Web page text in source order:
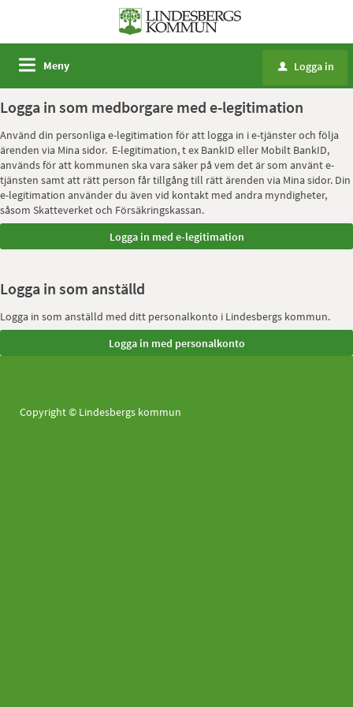
Meny u Logga in
Logga in som medborgare med e-legitimation
Använd din personliga e-legitimation för att logga in i e-tjänster och följa
ärenden via Mina sidor. E-legitimation, t ex BankID eller Mobilt BankID,
används för att kommunen ska vara säker på vem det är som använt e-
tjänsten samt att rätt person får tillgång till rätt ärenden via Mina sidor. Din
e-legitimation använder du även vid kontakt med andra myndigheter,
såsom Skatteverket och Försäkringskassan.
Logga in som anställd
Logga in som anställd med ditt personalkonto i Lindesbergs kommun.
Copyright © Lindesbergs kommun